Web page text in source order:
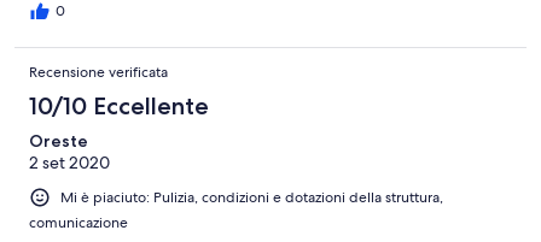
0
Recensione verificata
10/10 Eccellente
Oreste
2 set 2020
Mi è piaciuto: Pulizia, condizioni e dotazioni della struttura,
comunicazione